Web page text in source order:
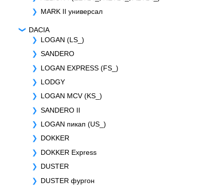
MARK II универсал
DACIA
LOGAN (LS_)
SANDERO
LOGAN EXPRESS (FS_)
LODGY
LOGAN MCV (KS_)
SANDERO II
LOGAN пикап (US_)
DOKKER
DOKKER Express
DUSTER
DUSTER фургон